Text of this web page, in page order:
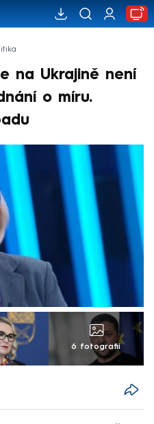
na Ukrajině není
o míru.
6 fotografií